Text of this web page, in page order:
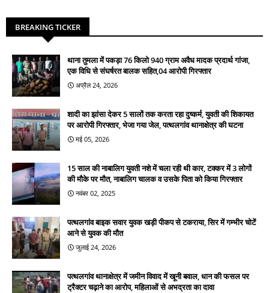
BREAKING TICKER
थाना तुमला में पकड़ा 76 किलो 940 ग्राम अवैध मादक प्रदार्थ गांजा,
एक विधि से संघर्षरत बालक सहित,04 आरोपी गिरफ्तार
अप्रैल 24, 2026
शादी का झांसा देकर 5 सालों तक करता रहा दुष्कर्म, युवती की शिकायत
पर आरोपी गिरफ्तार, भेजा गया जेल, पत्थलगांव थानाक्षेत्र की घटना
मई 05, 2026
15 साल की नाबालिग युवती नशे में चला रही थी कार, टक्कर में 3 लोगों
की मौके पर मौत, नाबालिग चालक व उसके पिता को किया गिरफ्तार
नवंबर 02, 2025
पत्थलगांव बाइक सवार युवक खड़ी पीकप से टकराया, सिर में गम्भीर चोटें
आने से युवक की मौत
जुलाई 24, 2026
पत्थलगांव थानाक्षेत्र में जमीन विवाद में खूनी बवाल, धान की फसल पर
ट्रैक्टर चढ़ाने का आरोप, महिलाओं से अभद्रता का दावा